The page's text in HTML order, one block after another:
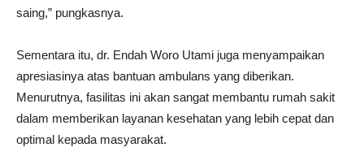
saing,” pungkasnya.
Sementara itu, dr. Endah Woro Utami juga menyampaikan
apresiasinya atas bantuan ambulans yang diberikan.
Menurutnya, fasilitas ini akan sangat membantu rumah sakit
dalam memberikan layanan kesehatan yang lebih cepat dan
optimal kepada masyarakat.